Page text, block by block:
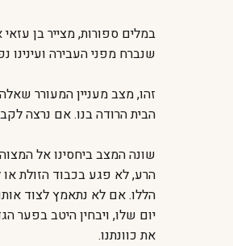
במלים ספורות, מצייר בן
שנברח מפני העבירה
זהו, מצב מעניין המעורר
הבית הרודה בנו. אם נרצה
שונה המצב ביחסינו אל
הרע, לא פגע בכבוד הזולת
הללו. אם לא נתאמץ לצוד
יום שלו, ויבחין היטב בפער
את כוונתנו.